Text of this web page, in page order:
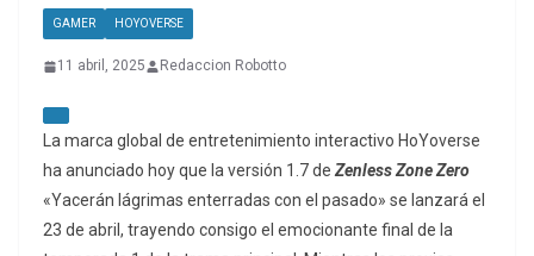
GAMER HOYOVERSE
11 abril, 2025 Redaccion Robotto
La marca global de entretenimiento interactivo HoYoverse
ha anunciado hoy que la versión 1.7 de Zenless Zone Zero
«Yacerán lágrimas enterradas con el pasado» se lanzará el
23 de abril, trayendo consigo el emocionante final de la